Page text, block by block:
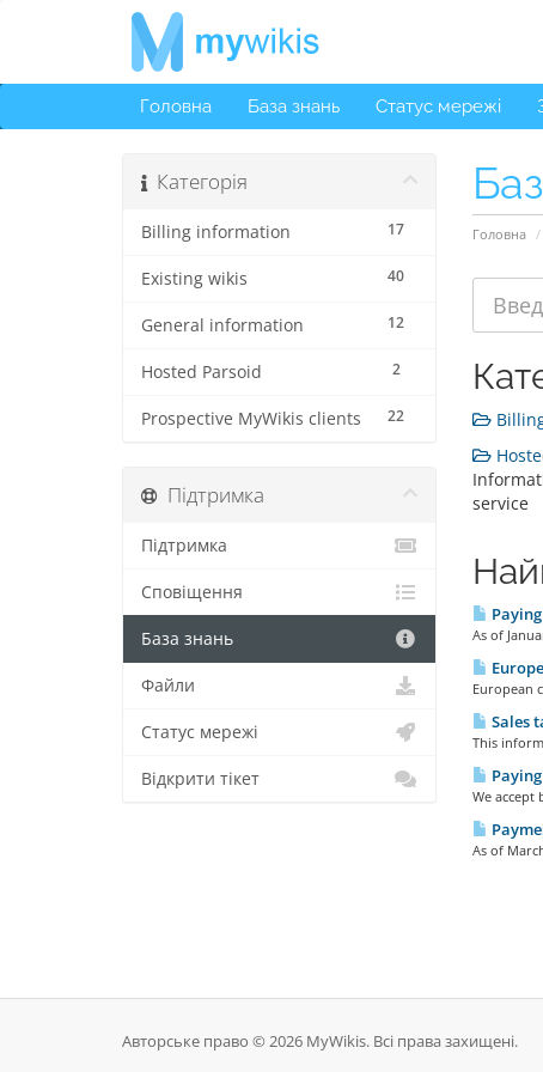
Головна База знань Статус мережі
Головна
Категорія
17
Billing information
40
Existing wikis
12
General information
2
Hosted Parsoid
22
Prospective MyWikis clients
service
As of
European
Sales
This
We accept
As of
Підтримка
Підтримка
Сповіщення
База знань
Файли
Статус мережі
Відкрити тікет
Авторське право © 2026 MyWikis. Всі права захищені.